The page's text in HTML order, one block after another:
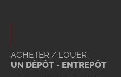
ACHETER / LOUER
UN DÉPÔT - ENTREPÔT